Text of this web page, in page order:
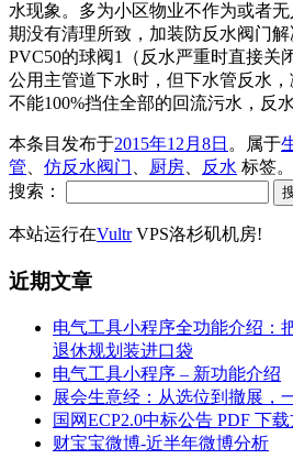
水现象。多为小区物业不作为或者
期没有清理所致，加装防反水阀门
PVC50的球阀1（反水严重时直接关
公用主管道下水时，但下水管反水
不能100%挡住全部的回流污水，反
本条目发布于2015年12月8日 。属于
管
仿反水阀门 厨房 反水 标签。
搜索：
本站运行在VultrVPS洛杉矶机房!
近期文章
电气工具小程序全功能介绍：
退休规划装进口袋
电气工具小程序 – 新功能介绍
展会生意经：从选位到撤展，
国网ECP2.0中标公告 PDF 下
财宝宝微博-近半年微博分析